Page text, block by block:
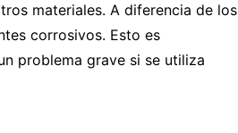
materiales. A diferencia de los
corrosivos. Esto es
problema grave si se utiliza